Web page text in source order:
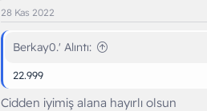
28 Kas 2022
Berkay0.' Alıntı:
22.999
Cidden iyimiş alana hayırlı olsun